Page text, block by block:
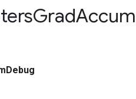
GradAccum